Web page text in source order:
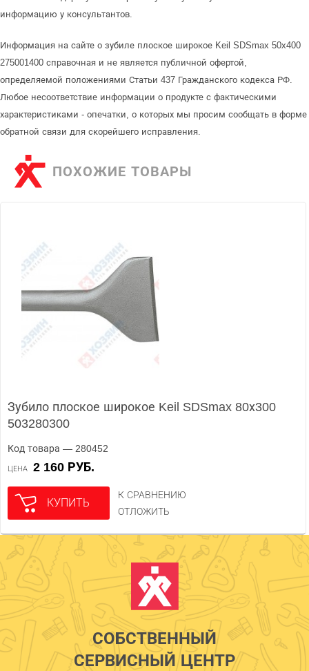
информацию у консультантов.
Информация на сайте о зубиле плоское широкое Keil SDSmax 50x400
275001400 справочная и не является публичной офертой,
определяемой положениями Статьи 437 Гражданского кодекса РФ.
Любое несоответствие информации о продукте с фактическими
характеристиками - опечатки, о которых мы просим сообщать в форме
обратной связи для скорейшего исправления.
ПОХОЖИЕ ТОВАРЫ
Зубило плоское широкое Keil SDSmax 80х300
503280300
Код товара — 280452
ЦЕНА 2 160 РУБ.
КУПИТЬ
К СРАВНЕНИЮ
ОТЛОЖИТЬ
СОБСТВЕННЫЙ
СЕРВИСНЫЙ ЦЕНТР